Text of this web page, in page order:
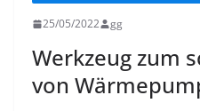
25/05/2022 gg
Werkzeug zum
von